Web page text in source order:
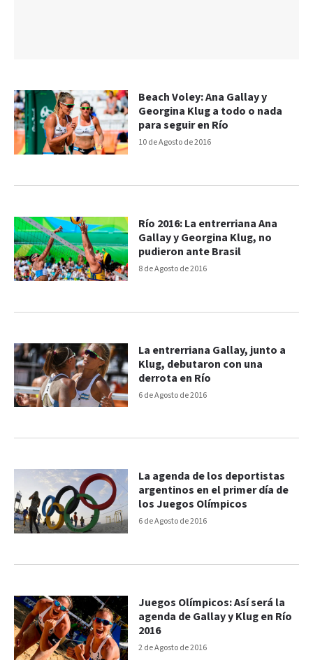
10 de Agosto de 2016
Beach Voley: Ana Gallay y
Georgina Klug a todo o nada
para seguir en Río
8 de Agosto de 2016
Río 2016: La entrerriana Ana
Gallay y Georgina Klug, no
pudieron ante Brasil
6 de Agosto de 2016
La entrerriana Gallay, junto a
Klug, debutaron con una
derrota en Río
6 de Agosto de 2016
La agenda de los deportistas
argentinos en el primer día de
los Juegos Olímpicos
2 de Agosto de 2016
Juegos Olímpicos: Así será la
agenda de Gallay y Klug en Río
2016